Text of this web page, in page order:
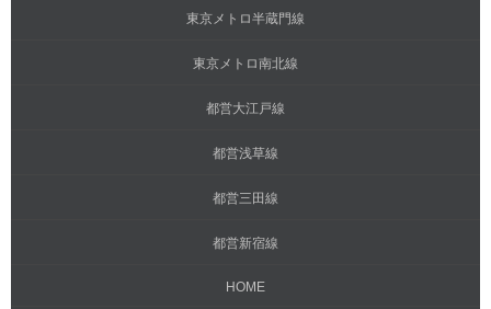
東京メトロ半蔵門線
東京メトロ南北線
都営大江戸線
都営浅草線
都営三田線
都営新宿線
HOME